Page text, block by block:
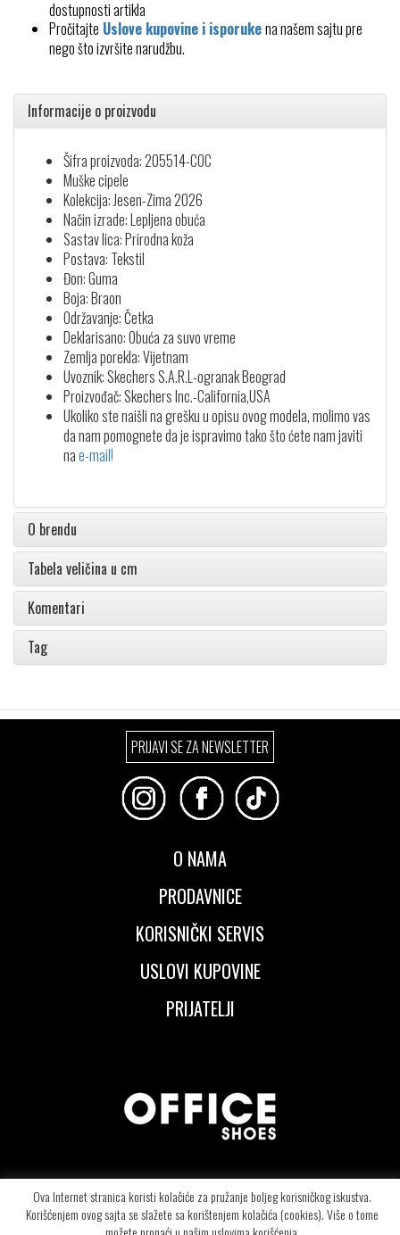
dostupnosti artikla
Pročitajte Uslove kupovine i isporukena našem sajtu pre
nego što izvršite narudžbu.
Informacije o proizvodu
Šifra proizvoda: 205514-COC
Muške cipele
Kolekcija: Jesen-Zima 2026
Način izrade: Lepljena obuća
Sastav lica: Prirodna koža
Postava: Tekstil
Đon: Guma
Boja: Braon
Održavanje: Četka
Deklarisano: Obuća za suvo vreme
Zemlja porekla: Vijetnam
Uvoznik: Skechers S.A.R.L-ogranak Beograd
Proizvođač: Skechers Inc.-California,USA
Ukoliko ste naišli na grešku u opisu ovog modela, molimo vas
da nam pomognete da je ispravimo tako što ćete nam javiti
nae-mail!
O brendu
Tabela veličina u cm
Komentari
Tag
PRIJAVI SE ZA NEWSLETTER
O NAMA
PRODAVNICE
KORISNIČKI SERVIS
USLOVI KUPOVINE
PRIJATELJI
© Copyright 2026 OFFICE SHOES d.o.o - Segedinski put 106 - 24000 Subotica -
Telefon: +381.24.415.6090
Ova Internet stranica koristi kolačiće za pružanje boljeg korisničkog iskustva.
Korišćenjem ovog sajta se slažete sa korištenjem kolačića (cookies). Više o tome